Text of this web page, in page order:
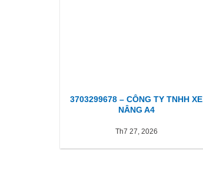
3703299678 – CÔNG TY TNHH XE
NÂNG A4
Th7 27, 2026